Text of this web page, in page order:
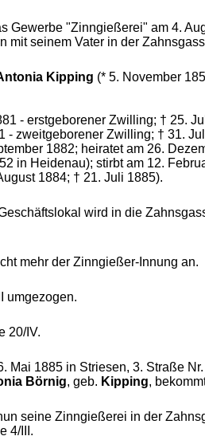
Gewerbe "Zinngießerei" am 4.
mit seinem Vater in der
Kipping (* 5. November
- erstgeborener Zwilling; † 25.
- zweitgeborener Zwilling; † 31.
1882; heiratet am 26.
in Heidenau); stirbt am 12.
1884; † 21. Juli 1885).
wird in die
mehr der Zinngießer-Innung an.
umgezogen.
20/IV.
Mai 1885 in Striesen, 3. Straße Nr.
Börnig, geb. Kipping,
seine Zinngießerei in der
4/III.